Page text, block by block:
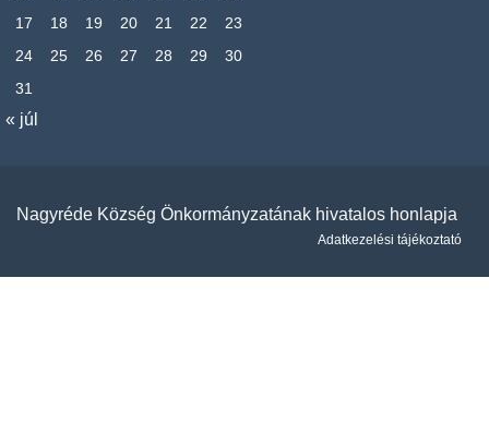
17
18 19 20 21 22
23
24
25 26 27 28 29
30
31
« júl
Nagyréde Község Önkormányzatának hivatalos honlapja
Adatkezelési tájékoztató